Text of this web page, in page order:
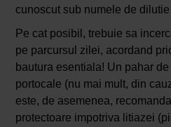
cunoscut sub numele de
Pe cat posibil, trebuie sa
pe parcursul zilei, acordand
bautura esentiala! Un pahar
portocale (nu mai mult, din
este, de asemenea,
protectoare impotriva litiazei